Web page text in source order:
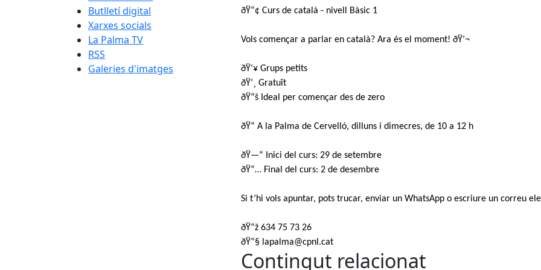
Butlletí digital
Xarxes socials
La Palma TV
RSS
Galeries d'imatges
ðŸ“¢ Curs de català - nivell Bàsic 1
Vols començar a parlar en català? Ara és el moment! ðŸ’¬
ðŸ‘¥ Grups petits
ðŸ’¸ Gratuït
ðŸ“š Ideal per començar des de zero
ðŸ“ A la Palma de Cervelló, dilluns i dimecres, de 10 a 12 h
ðŸ—“️ Inici del curs: 29 de setembre
ðŸ“… Final del curs: 2 de desembre
Si t’hi vols apuntar, pots trucar, enviar un WhatsApp o escriure un correu
ðŸ“ž 634 75 73 26
ðŸ“§ lapalma@cpnl.cat
Contingut relacionat